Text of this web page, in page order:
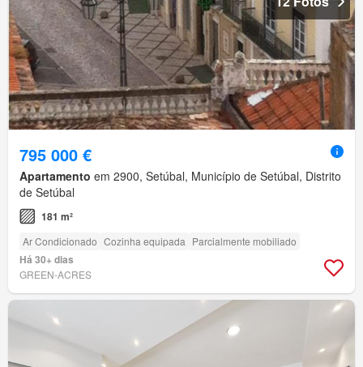
795 000 €
Apartamento em 2900, Setúbal, Município de Setúbal, Distrito
de Setúbal
181 m²
Ar Condicionado Cozinha equipada Parcialmente mobiliado
Há 30+ dias
GREEN-ACRES